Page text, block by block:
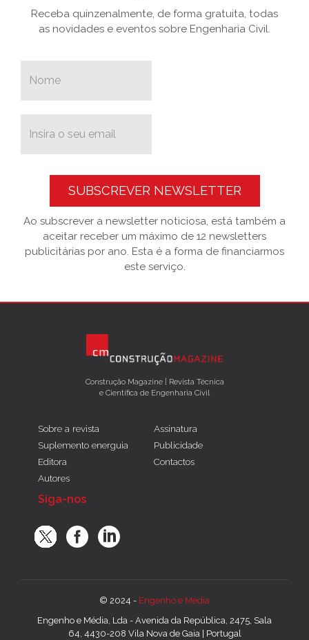
Receba quinzenalmente, de forma gratuita, todas
as novidades e eventos sobre Engenharia Civil.
SUBSCREVER NEWSLETTER
Ao subscrever a newsletter noticiosa, está também a
aceitar receber um máximo de 12 newsletters
publicitárias por ano. Esta é a forma de financiarmos
este serviço.
Construção Magazine | Revista Técnica
e Científica de Engenharia Civil
Sobre a revista
Suplemento energuia
Editora
Autores
Assinatura
Publicidade
Contactos
Siga-nos
© 2024 - Engenho e Média
Engenho e Média, Lda - Avenida da República, 2475, Sala
64, 4430-208 Vila Nova de Gaia | Portugal